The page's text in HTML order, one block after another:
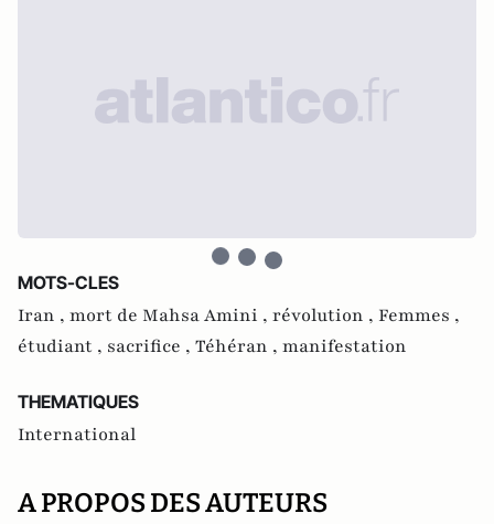
MOTS-CLES
Iran , mort de Mahsa Amini , révolution , Femmes ,
étudiant , sacrifice , Téhéran , manifestation
THEMATIQUES
International
A PROPOS DES AUTEURS